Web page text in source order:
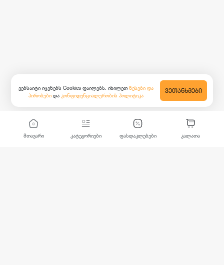
მთავარი კატეგორიები ფასდაკლებები კალათა
ვებსაიტი იყენებს Cookies ფაილებს. იხილეთ წესები და
პირობები და კონფიდენციალურობის პოლიტიკა
ᲕᲔᲗᲐᲜᲮᲛᲔᲑᲘ